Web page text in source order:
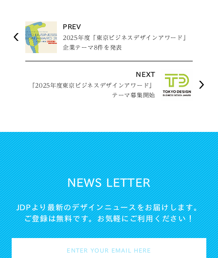
PREV
2025年度「東京ビジネスデザインアワード」
企業テーマ8件を発表
NEXT
「2025年度東京ビジネスデザインアワード」
テーマ募集開始
NEWS LETTER
JDPより最新のデザインニュースをお届けします。
ご登録は無料です。お気軽にご利用ください！